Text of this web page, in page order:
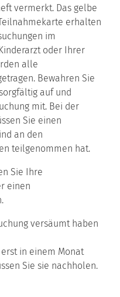
vermerkt. Das gelbe
erhalten
im
oder Ihrer
alle
Bewahren Sie
auf und
mit. Bei der
Sie einen
an den
teilgenommen hat.
Sie Ihre
einen
versäumt haben
in einem Monat
Sie sie nachholen.